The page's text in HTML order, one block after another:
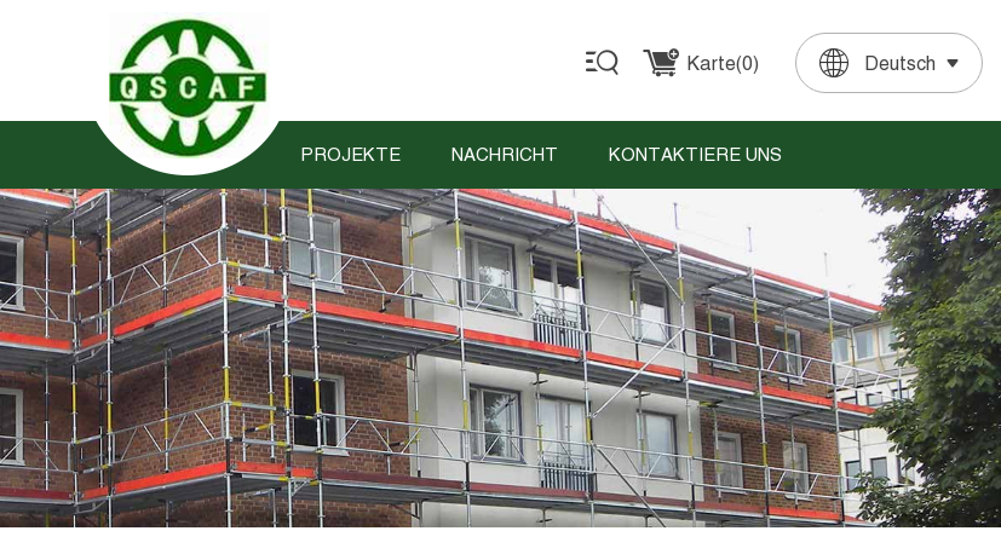
Karte(0) Deutsch
English
Français
Deutsch
Español
Português
PROJEKTE NACHRICHT KONTAKTIERE UNS